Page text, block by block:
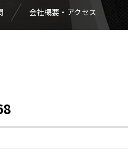
会社概要・アクセス